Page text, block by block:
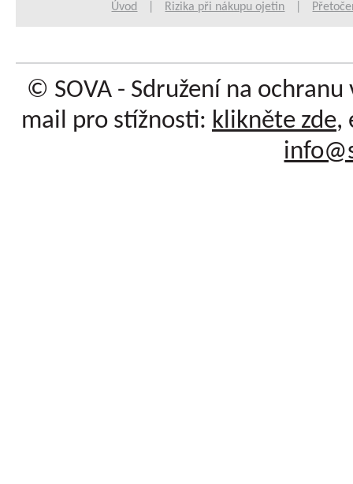
Úvod Rizika při nákupu ojetin
© SOVA - Sdružení na
mail pro stížnosti: klikněte zde,